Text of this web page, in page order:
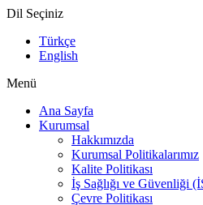
Dil Seçiniz
Türkçe
English
Menü
Ana Sayfa
Kurumsal
Hakkımızda
Kurumsal Politikalarımız
Kalite Politikası
İş Sağlığı ve Güvenliği
Çevre Politikası